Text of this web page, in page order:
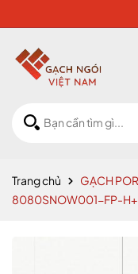
CAM
Trang chủ
GẠCH
8080SNOW001-FP-H+